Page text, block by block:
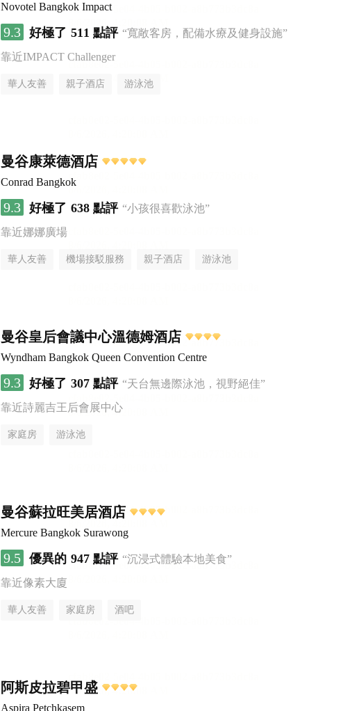
Novotel Bangkok Impact
9.3 好極了 511 點評 “寬敞客房，配備水療及健身設施”
靠近IMPACT Challenger
華人友善 親子酒店 游泳池
曼谷康萊德酒店
Conrad Bangkok
9.3 好極了 638 點評 “小孩很喜歡泳池”
靠近娜娜廣場
華人友善 機場接駁服務 親子酒店 游泳池
曼谷皇后會議中心溫德姆酒店
Wyndham Bangkok Queen Convention Centre
9.3 好極了 307 點評 “天台無邊際泳池，視野絕佳”
靠近詩麗吉王后會展中心
家庭房 游泳池
曼谷蘇拉旺美居酒店
Mercure Bangkok Surawong
9.5 優異的 947 點評 “沉浸式體驗本地美食”
靠近像素大廈
華人友善 家庭房 酒吧
阿斯皮拉碧甲盛
Aspira Petchkasem